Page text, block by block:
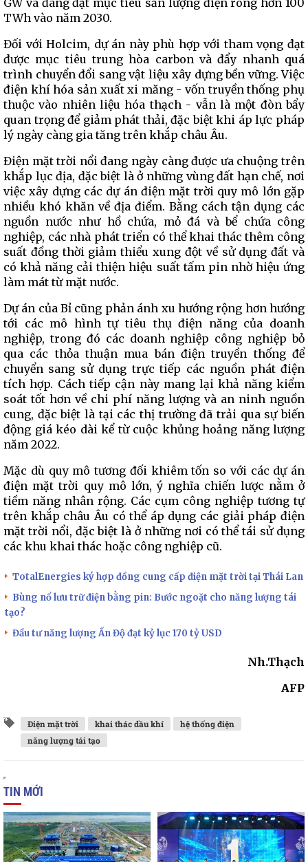
GW và đang đặt mục tiêu sản lượng điện ròng hơn 100
TWh vào năm 2030.
Đối với Holcim, dự án này phù hợp với tham vọng đạt
được mục tiêu trung hòa carbon và đẩy nhanh quá
trình chuyển đổi sang vật liệu xây dựng bền vững. Việc
điện khí hóa sản xuất xi măng - vốn truyền thống phụ
thuộc vào nhiên liệu hóa thạch - vẫn là một đòn bẩy
quan trọng để giảm phát thải, đặc biệt khi áp lực pháp
lý ngày càng gia tăng trên khắp châu Âu.
Điện mặt trời nổi đang ngày càng được ưa chuộng trên
khắp lục địa, đặc biệt là ở những vùng đất hạn chế, nơi
việc xây dựng các dự án điện mặt trời quy mô lớn gặp
nhiều khó khăn về địa điểm. Bằng cách tận dụng các
nguồn nước như hồ chứa, mỏ đá và bể chứa công
nghiệp, các nhà phát triển có thể khai thác thêm công
suất đồng thời giảm thiểu xung đột về sử dụng đất và
có khả năng cải thiện hiệu suất tấm pin nhờ hiệu ứng
làm mát từ mặt nước.
Dự án của Bỉ cũng phản ánh xu hướng rộng hơn hướng
tới các mô hình tự tiêu thụ điện năng của doanh
nghiệp, trong đó các doanh nghiệp công nghiệp bỏ
qua các thỏa thuận mua bán điện truyền thống để
chuyển sang sử dụng trực tiếp các nguồn phát điện
tích hợp. Cách tiếp cận này mang lại khả năng kiểm
soát tốt hơn về chi phí năng lượng và an ninh nguồn
cung, đặc biệt là tại các thị trường đã trải qua sự biến
động giá kéo dài kể từ cuộc khủng hoảng năng lượng
năm 2022.
Mặc dù quy mô tương đối khiêm tốn so với các dự án
điện mặt trời quy mô lớn, ý nghĩa chiến lược nằm ở
tiềm năng nhân rộng. Các cụm công nghiệp tương tự
trên khắp châu Âu có thể áp dụng các giải pháp điện
mặt trời nổi, đặc biệt là ở những nơi có thể tái sử dụng
các khu khai thác hoặc công nghiệp cũ.
TotalEnergies ký hợp đồng cung cấp điện mặt trời tại Thái Lan
Bùng nổ lưu trữ điện bằng pin: Bước ngoặt cho năng lượng tái
tạo?
Đầu tư năng lượng Ấn Độ đạt kỷ lục 170 tỷ USD
Nh.Thạch
AFP
Điện mặt trời khai thác dầu khí
hệ thống điện
năng lượng tái tạo
TIN MỚI